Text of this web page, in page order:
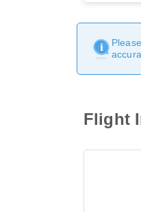
Flight